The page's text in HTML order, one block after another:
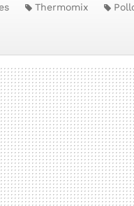
Thermomix